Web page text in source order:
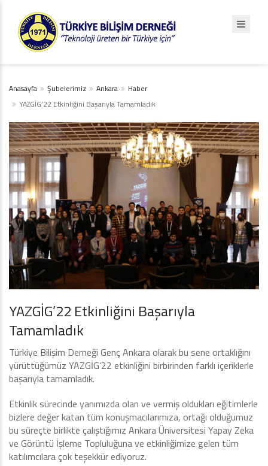
Anasayfa Şubelerimiz Ankara
Haber
YAZGİG’22 Etkinliğini Başarıyla Tamamladık
YAZGİG’22 Etkinliğini Başarıyla
Tamamladık
Türkiye Bilişim Derneği Genç Ankara olarak bu sene ortaklığını
yürüttüğümüz YAZGİG’22 etkinliğini birbirinden farklı içeriklerle
başarıyla tamamladık.
Etkinlik sürecinde yanımızda olan ve vermiş oldukları eğitimlerle
bizlere değer katan tüm konuşmacılarımıza, ortağı olduğumuz
bu süreçte birlikte çalıştığımız Ankara Üniversitesi Yapay Zeka
ve Görüntü İşleme Topluluğuna ve etkinliğimize gelen tüm
katılımcılara çok teşekkür ediyoruz.